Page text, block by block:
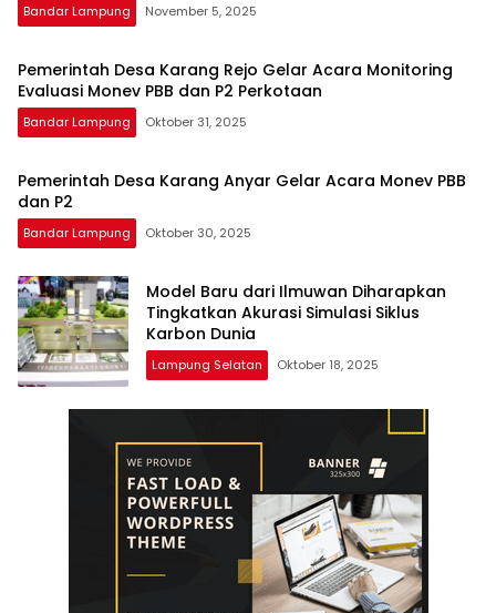
Bandar Lampung November 5, 2025
Pemerintah Desa Karang Rejo Gelar Acara Monitoring
Evaluasi Monev PBB dan P2 Perkotaan
Bandar Lampung Oktober 31, 2025
Pemerintah Desa Karang Anyar Gelar Acara Monev PBB
dan P2
Bandar Lampung Oktober 30, 2025
Model Baru dari Ilmuwan Diharapkan
Tingkatkan Akurasi Simulasi Siklus
Karbon Dunia
Lampung Selatan Oktober 18, 2025